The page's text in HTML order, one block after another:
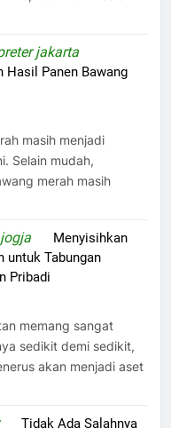
jakarta
Hasil Panen Bawang
masih menjadi
Selain mudah,
merah masih
Menyisihkan
untuk Tabungan
Pribadi
memang sangat
sedikit demi sedikit,
akan menjadi aset
onTidak Ada Salahnya